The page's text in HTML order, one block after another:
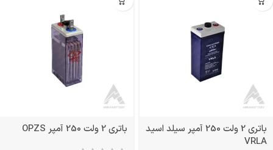
باتری 2 ولت 250 آمپر سیلد اسید
VRLA
باتری 2 ولت 250 آمپر OPZS